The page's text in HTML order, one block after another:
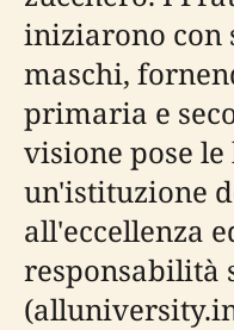
iniziarono con
maschi,
primaria e
visione pose
un'istituzione
all'eccellenza
responsabilità